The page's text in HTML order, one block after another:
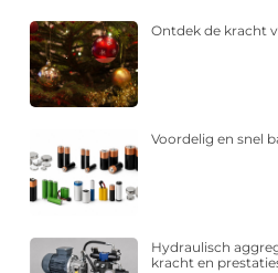
Ontdek de kracht
Voordelig en snel
Hydraulisch
kracht en